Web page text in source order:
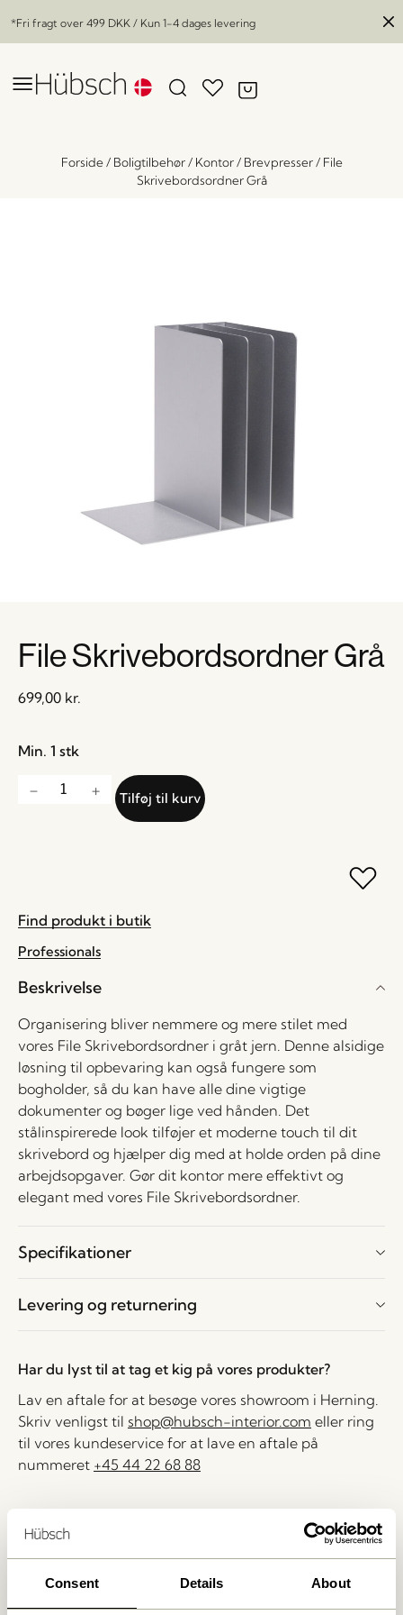
Consent Details About
*Fri fragt over 499 DKK / Kun 1-4 dages levering
Forside/ Boligtilbehør/ Kontor/ Brevpresser/ File
Skrivebordsordner Grå
File Skrivebordsordner Grå
699,00 kr.
Min. 1 stk
Tilføj til kurv
Find produkt i butik
Professionals
Beskrivelse
Organisering bliver nemmere og mere stilet med
vores File Skrivebordsordner i gråt jern. Denne alsidige
løsning til opbevaring kan også fungere som
bogholder, så du kan have alle dine vigtige
dokumenter og bøger lige ved hånden. Det
stålinspirerede look tilføjer et moderne touch til dit
skrivebord og hjælper dig med at holde orden på dine
arbejdsopgaver. Gør dit kontor mere effektivt og
elegant med vores File Skrivebordsordner.
Specifikationer
Levering og returnering
Har du lyst til at tag et kig på vores produkter?
Lav en aftale for at besøge vores showroom i Herning.
Skriv venligst til shop@hubsch-interior.com eller ring
til vores kundeservice for at lave en aftale på
nummeret +45 44 22 68 88
30 dages returret
Fri fragt over499 DKK*